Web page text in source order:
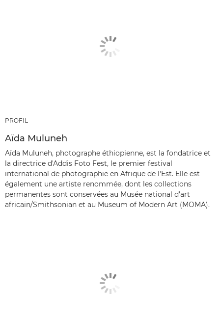
PROFIL
Aïda Muluneh
Aïda Muluneh, photographe éthiopienne, est la fondatrice et
la directrice d'Addis Foto Fest, le premier festival
international de photographie en Afrique de l'Est. Elle est
également une artiste renommée, dont les collections
permanentes sont conservées au Musée national d'art
africain/Smithsonian et au Museum of Modern Art (MOMA).